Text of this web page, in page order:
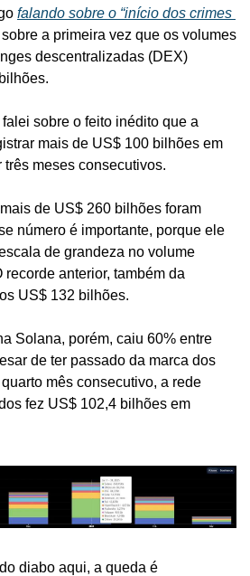
falando sobre o “início dos crimes
a primeira vez que os volumes
descentralizadas (DEX)
sobre o feito inédito que a
mais de US$ 100 bilhões em
meses consecutivos.
de US$ 260 bilhões foram
número é importante, porque ele
de grandeza no volume
anterior, também da
US$ 132 bilhões.
Solana, porém, caiu 60% entre
de ter passado da marca dos
mês consecutivo, a rede
fez US$ 102,4 bilhões em
diabo aqui, a queda é